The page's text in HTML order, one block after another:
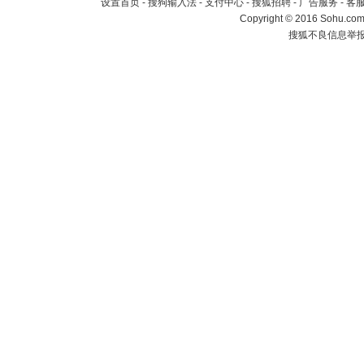
设置首页 - 搜狗输入法 - 支付中心 - 搜狐招聘 - 广告服务 - 客
Copyright©2016
搜狐不良信息举